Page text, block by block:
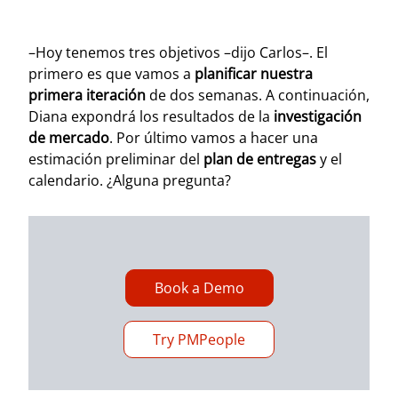
–Hoy tenemos tres objetivos –dijo Carlos–. El
primero es que vamos a planificar nuestra
primera iteraciónde dos semanas. A continuación,
Diana expondrá los resultados de la investigación
de mercado. Por último vamos a hacer una
estimación preliminar del plan de entregasy el
calendario. ¿Alguna pregunta?
Book a Demo
Try PMPeople